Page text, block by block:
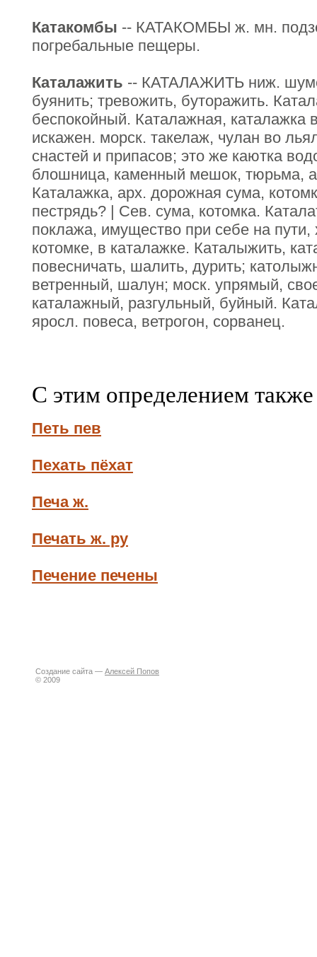
Катакомбы -- КАТАКОМБЫ ж. мн.
погребальные пещеры.
Каталажить -- КАТАЛАЖИТЬ ниж.
буянить; тревожить, буторажить.
беспокойный. Каталажная, каталажка
искажен. морск. такелаж, чулан во
снастей и припасов; это же каютка
блошница, каменный мешок, тюрьма,
Каталажка, арх. дорожная сума,
пестрядь? | Сев. сума, котомка.
поклажа, имущество при себе на пути,
котомке, в каталажке. Каталыжить,
повесничать, шалить, дурить;
ветренный, шалун; моск. упрямый,
каталажный, разгульный, буйный.
яросл. повеса, ветрогон, сорванец.
С этим определением
Петь пев
Пехать пёхат
Печа ж.
Печать ж. ру
Печение печены
Создание сайта — Алексей Попов
© 2009